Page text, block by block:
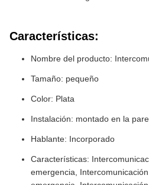
Características:
Nombre del producto:
Tamaño: pequeño
Color: Plata
Instalación: montado en la
Hablante: Incorporado
Características:
emergencia,